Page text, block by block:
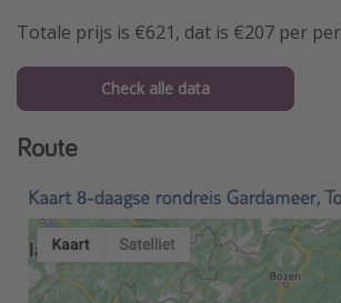
Totale prijs is €621, dat is €207 per
Check alle data
Route